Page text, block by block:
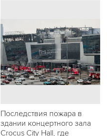
Последствия пожара в
здании концертного зала
Crocus City Hall, где